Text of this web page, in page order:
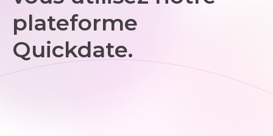
plateforme
Quickdate.